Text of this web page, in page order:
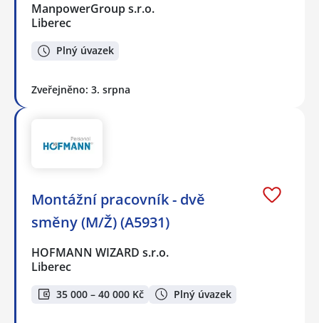
ManpowerGroup s.r.o.
Liberec
Plný úvazek
Zveřejněno: 3. srpna
Montážní pracovník - dvě
směny (M/Ž) (A5931)
HOFMANN WIZARD s.r.o.
Liberec
35 000 – 40 000 Kč Plný úvazek